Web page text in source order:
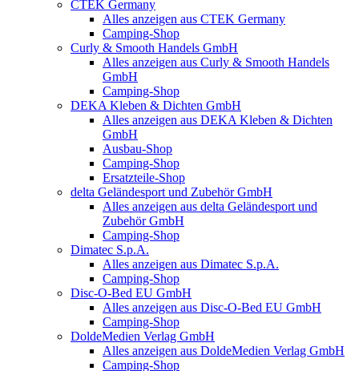
CTEK Germany
Alles anzeigen aus CTEK Germany
Camping-Shop
Curly & Smooth Handels GmbH
Alles anzeigen aus Curly & Smooth Handels
GmbH
Camping-Shop
DEKA Kleben & Dichten GmbH
Alles anzeigen aus DEKA Kleben & Dichten
GmbH
Ausbau-Shop
Camping-Shop
Ersatzteile-Shop
delta Geländesport und Zubehör GmbH
Alles anzeigen aus delta Geländesport und
Zubehör GmbH
Camping-Shop
Dimatec S.p.A.
Alles anzeigen aus Dimatec S.p.A.
Camping-Shop
Disc-O-Bed EU GmbH
Alles anzeigen aus Disc-O-Bed EU GmbH
Camping-Shop
DoldeMedien Verlag GmbH
Alles anzeigen aus DoldeMedien Verlag GmbH
Camping-Shop